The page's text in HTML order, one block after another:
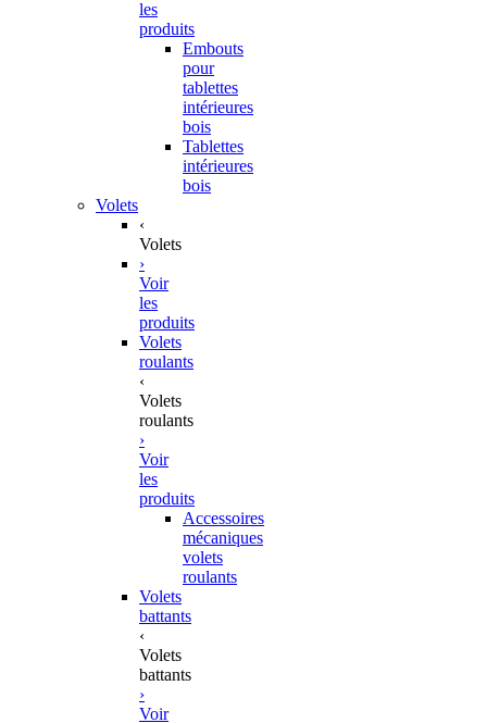
les
produits
Embouts
pour
tablettes
intérieures
bois
Tablettes
intérieures
bois
Volets
‹
Volets
›
Voir
les
produits
Volets
roulants
‹
Volets
roulants
›
Voir
les
produits
Accessoires
mécaniques
volets
roulants
Volets
battants
‹
Volets
battants
›
Voir